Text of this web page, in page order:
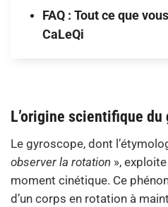
FAQ : Tout ce que
CaLeQi
L’origine scientifique du
Le gyroscope, dont
observer la rotation »,
moment cinétique. Ce
d’un corps en rotation à